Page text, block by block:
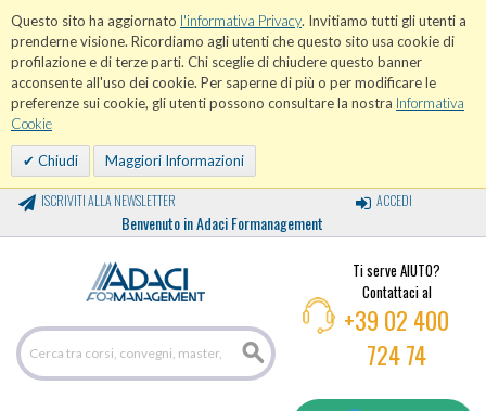
Questo sito ha aggiornato l'informativa Privacy. Invitiamo tutti gli utenti a
prenderne visione. Ricordiamo agli utenti che questo sito usa cookie di
profilazione e di terze parti. Chi sceglie di chiudere questo banner
acconsente all'uso dei cookie. Per saperne di più o per modificare le
preferenze sui cookie, gli utenti possono consultare la nostra Informativa
Cookie
Chiudi Maggiori Informazioni
ISCRIVITI ALLA NEWSLETTER
Benvenuto in Adaci Formanagement
ACCEDI
Ti serve AIUTO?
Contattaci al
+39 02 400
724 74